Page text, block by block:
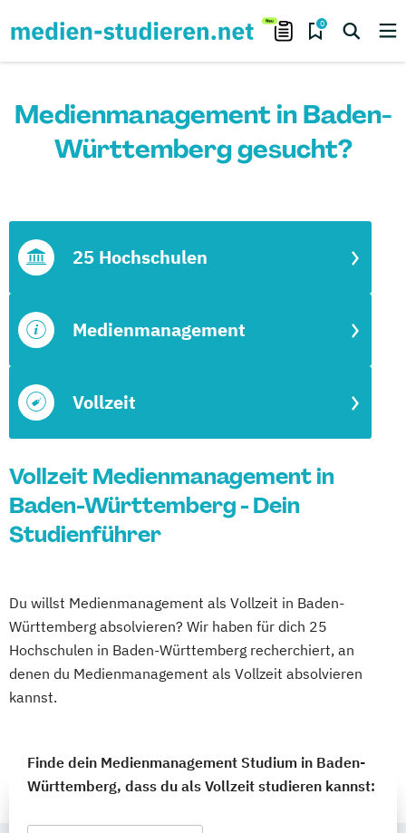
0
Medienmanagement in Baden-
Württemberg gesucht?
Vollzeit
Medienmanagement
25 Hochschulen
Vollzeit Medienmanagement in
Baden-Württemberg - Dein
Studienführer
Du willst Medienmanagement als Vollzeit in Baden-
Württemberg absolvieren? Wir haben für dich 25
Hochschulen in Baden-Württemberg recherchiert, an
denen du Medienmanagement als Vollzeit absolvieren
kannst.
Finde dein Medienmanagement Studium in Baden-
Württemberg, dass du als Vollzeit studieren kannst: